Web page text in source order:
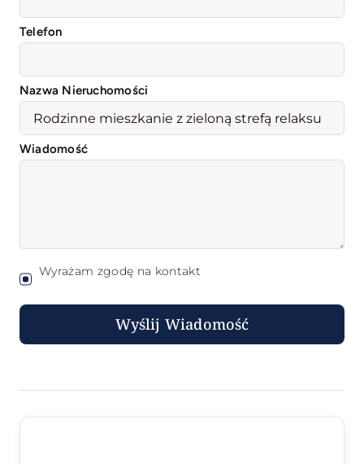
Telefon
Nazwa Nieruchomości
Wiadomość
Wyrażam zgodę na kontakt
Wyślij Wiadomość